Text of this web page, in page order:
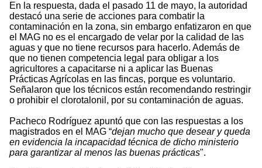
En la respuesta, dada el pasado 11 de mayo, la autoridad
destacó una serie de acciones para combatir la
contaminación en la zona, sin embargo enfatizaron en que
el MAG no es el encargado de velar por la calidad de las
aguas y que no tiene recursos para hacerlo. Además de
que no tienen competencia legal para obligar a los
agricultores a capacitarse ni a aplicar las Buenas
Prácticas Agrícolas en las fincas, porque es voluntario.
Señalaron que los técnicos están recomendando restringir
o prohibir el clorotalonil, por su contaminación de aguas.
Pacheco Rodríguez apuntó que con las respuestas a los
magistrados en el MAG “dejan mucho que desear y queda
en evidencia la incapacidad técnica de dicho ministerio
para garantizar al menos las buenas prácticas".